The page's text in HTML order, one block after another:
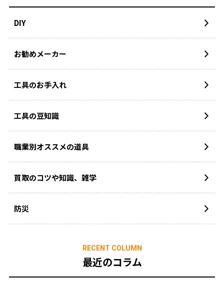
DIY
お勧めメーカー
工具のお手入れ
工具の豆知識
職業別オススメの道具
買取のコツや知識、雑学
防災
RECENT COLUMN
最近のコラム